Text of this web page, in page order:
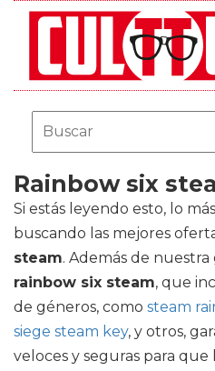
Rainbow six
Si estás leyendo esto, lo
buscando las mejores
steam. Además de
rainbow six steam, que
de géneros, como steam
siege steam key, y otros,
veloces y seguras para